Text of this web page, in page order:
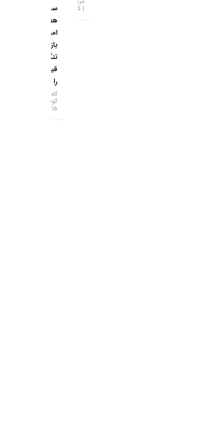
از
۱۵-۰۵-۱۴۰۵
هفته‌ای؛
امید به
بازگشایی
تنگه هرمز
قیمت‌ها
را بالا برد!
کامران
گودرزی
۱۵-۰۵-۱۴۰۵